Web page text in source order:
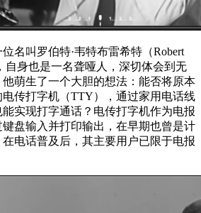
名叫罗伯特·韦特布雷希特（Robert
自身也是一名聋哑人，深切体会到无
萌生了一个大胆的想法：能否将原本
传打字机（TTY），通过家用电话线
实现打字通话？电传打字机作为电报
盘输入并打印输出，在早期也曾是计
电话普及后，其主要用户已限于电报